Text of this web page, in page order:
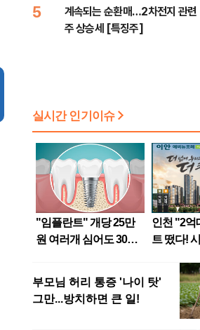
5
계속되는 순환매…2차전지 관련
주 상승세 [특징주]